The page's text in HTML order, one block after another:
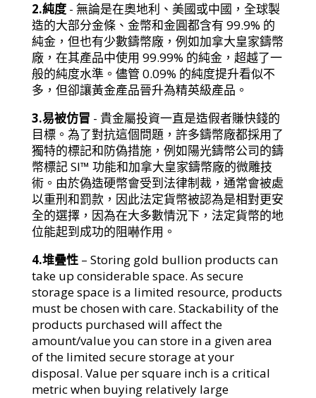
2.純度- 無論是在奧地利、美國或中國，全球製
造的大部分金條、金幣和金圓都含有 99.9% 的
純金，但也有少數鑄幣廠，例如加拿大皇家鑄幣
廠，在其產品中使用 99.99% 的純金，超越了一
般的純度水準。儘管 0.09% 的純度提升看似不
多，但卻讓黃金產品晉升為精英級產品。
3.易被仿冒 - 貴金屬投資一直是造假者賺快錢的
目標。為了對抗這個問題，許多鑄幣廠都採用了
獨特的標記和防偽措施，例如陽光鑄幣公司的鑄
幣標記 SI™ 功能和加拿大皇家鑄幣廠的微雕技
術。由於偽造硬幣會受到法律制裁，通常會被處
以重刑和罰款，因此法定貨幣被認為是相對更安
全的選擇，因為在大多數情況下，法定貨幣的地
位能起到成功的阻嚇作用。
4.堆疊性– Storing gold bullion products can
take up considerable space. As secure
storage space is a limited resource, products
must be chosen with care. Stackability of the
products purchased will affect the
amount/value you can store in a given area
of the limited secure storage at your
disposal. Value per square inch is a critical
metric when buying relatively large